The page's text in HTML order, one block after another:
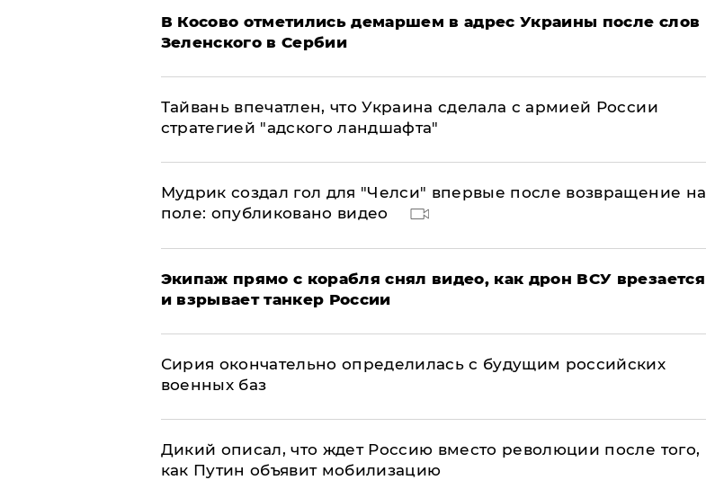
В Косово отметились демаршем в адрес Украины после слов
Зеленского в Сербии
Тайвань впечатлен, что Украина сделала с армией России
стратегией "адского ландшафта"
Мудрик создал гол для "Челси" впервые после возвращение на
поле: опубликовано видео
Экипаж прямо с корабля снял видео, как дрон ВСУ врезается
и взрывает танкер России
Сирия окончательно определилась с будущим российских
военных баз
Дикий описал, что ждет Россию вместо революции после того,
как Путин объявит мобилизацию